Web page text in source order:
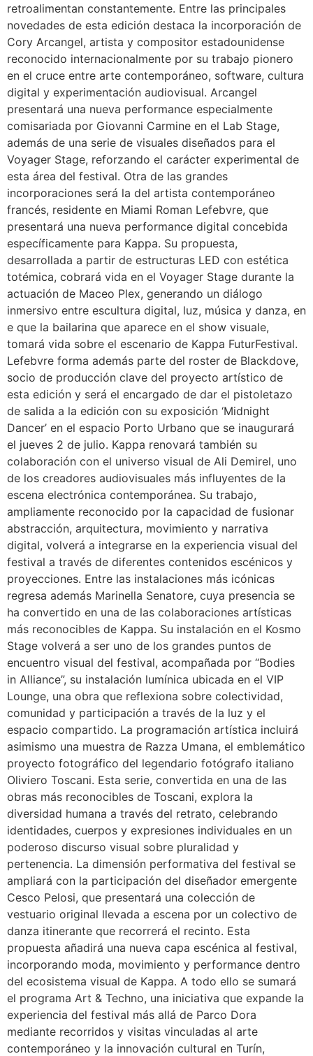
retroalimentan constantemente. Entre las principales
novedades de esta edición destaca la incorporación de
Cory Arcangel, artista y compositor estadounidense
reconocido internacionalmente por su trabajo pionero
en el cruce entre arte contemporáneo, software, cultura
digital y experimentación audiovisual. Arcangel
presentará una nueva performance especialmente
comisariada por Giovanni Carmine en el Lab Stage,
además de una serie de visuales diseñados para el
Voyager Stage, reforzando el carácter experimental de
esta área del festival. Otra de las grandes
incorporaciones será la del artista contemporáneo
francés, residente en Miami Roman Lefebvre, que
presentará una nueva performance digital concebida
específicamente para Kappa. Su propuesta,
desarrollada a partir de estructuras LED con estética
totémica, cobrará vida en el Voyager Stage durante la
actuación de Maceo Plex, generando un diálogo
inmersivo entre escultura digital, luz, música y danza, en
e que la bailarina que aparece en el show visuale,
tomará vida sobre el escenario de Kappa FuturFestival.
Lefebvre forma además parte del roster de Blackdove,
socio de producción clave del proyecto artístico de
esta edición y será el encargado de dar el pistoletazo
de salida a la edición con su exposición ‘Midnight
Dancer’ en el espacio Porto Urbano que se inaugurará
el jueves 2 de julio. Kappa renovará también su
colaboración con el universo visual de Ali Demirel, uno
de los creadores audiovisuales más influyentes de la
escena electrónica contemporánea. Su trabajo,
ampliamente reconocido por la capacidad de fusionar
abstracción, arquitectura, movimiento y narrativa
digital, volverá a integrarse en la experiencia visual del
festival a través de diferentes contenidos escénicos y
proyecciones. Entre las instalaciones más icónicas
regresa además Marinella Senatore, cuya presencia se
ha convertido en una de las colaboraciones artísticas
más reconocibles de Kappa. Su instalación en el Kosmo
Stage volverá a ser uno de los grandes puntos de
encuentro visual del festival, acompañada por “Bodies
in Alliance”, su instalación lumínica ubicada en el VIP
Lounge, una obra que reflexiona sobre colectividad,
comunidad y participación a través de la luz y el
espacio compartido. La programación artística incluirá
asimismo una muestra de Razza Umana, el emblemático
proyecto fotográfico del legendario fotógrafo italiano
Oliviero Toscani. Esta serie, convertida en una de las
obras más reconocibles de Toscani, explora la
diversidad humana a través del retrato, celebrando
identidades, cuerpos y expresiones individuales en un
poderoso discurso visual sobre pluralidad y
pertenencia. La dimensión performativa del festival se
ampliará con la participación del diseñador emergente
Cesco Pelosi, que presentará una colección de
vestuario original llevada a escena por un colectivo de
danza itinerante que recorrerá el recinto. Esta
propuesta añadirá una nueva capa escénica al festival,
incorporando moda, movimiento y performance dentro
del ecosistema visual de Kappa. A todo ello se sumará
el programa Art & Techno, una iniciativa que expande la
experiencia del festival más allá de Parco Dora
mediante recorridos y visitas vinculadas al arte
contemporáneo y la innovación cultural en Turín,